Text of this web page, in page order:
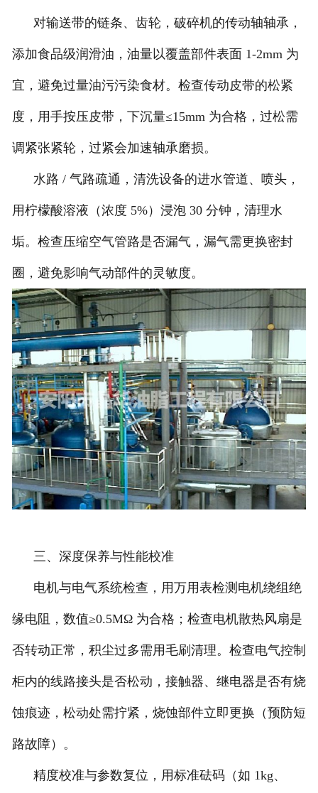
对输送带的链条、齿轮，破碎机的传动轴轴承，
添加食品级润滑油，油量以覆盖部件表面 1-2mm 为
宜，避免过量油污污染食材。检查传动皮带的松紧
度，用手按压皮带，下沉量≤15mm 为合格，过松需
调紧张紧轮，过紧会加速轴承磨损。
水路 / 气路疏通，清洗设备的进水管道、喷头，
用柠檬酸溶液（浓度 5%）浸泡 30 分钟，清理水
垢。检查压缩空气管路是否漏气，漏气需更换密封
圈，避免影响气动部件的灵敏度。
三、深度保养与性能校准
电机与电气系统检查，用万用表检测电机绕组绝
缘电阻，数值≥0.5MΩ 为合格；检查电机散热风扇是
否转动正常，积尘过多需用毛刷清理。检查电气控制
柜内的线路接头是否松动，接触器、继电器是否有烧
蚀痕迹，松动处需拧紧，烧蚀部件立即更换（预防短
路故障）。
精度校准与参数复位，用标准砝码（如 1kg、